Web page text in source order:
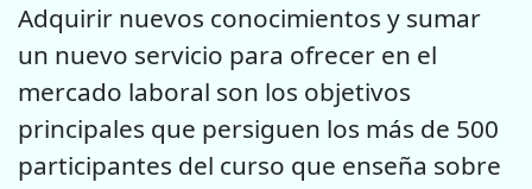
Adquirir nuevos conocimientos y sumar
un nuevo servicio para ofrecer en el
mercado laboral son los objetivos
principales que persiguen los más de 500
participantes del curso que enseña sobre